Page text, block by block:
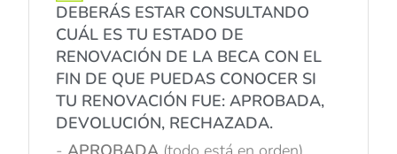
DEBERÁS ESTAR CONSULTANDO
CUÁL ES TU ESTADO DE
RENOVACIÓN DE LA BECA CON EL
FIN DE QUE PUEDAS CONOCER SI
TU RENOVACIÓN FUE: APROBADA,
DEVOLUCIÓN, RECHAZADA.